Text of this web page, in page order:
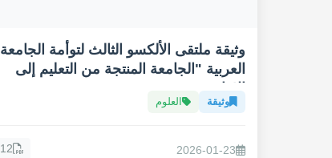
وثيقة ملتقى الألكسو الثالث لتوأمة الجامعة
العربية "الجامعة المنتجة من التعليم إلى
الانتاج"
وثيقة العلوم
2026-01-23
12 Mb